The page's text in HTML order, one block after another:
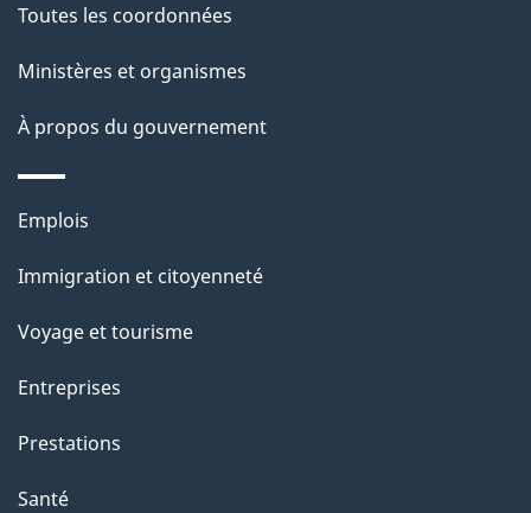
p
a
g
e
Toutes les coordonnées
Ministères et organismes
À propos du gouvernement
Thèmes
sujets
Emplois
Immigration et citoyenneté
Voyage et tourisme
Entreprises
Prestations
Santé